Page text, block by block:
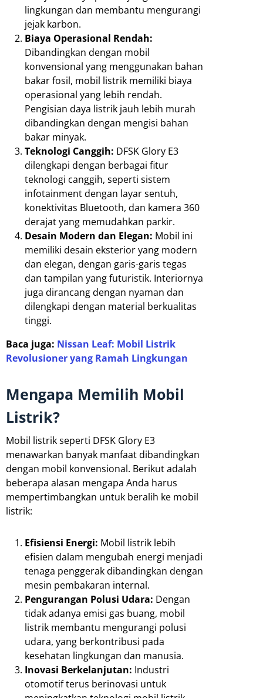
lingkungan dan membantu mengurangi
jejak karbon.
Biaya Operasional Rendah:
Dibandingkan dengan mobil
konvensional yang menggunakan bahan
bakar fosil, mobil listrik memiliki biaya
operasional yang lebih rendah.
Pengisian daya listrik jauh lebih murah
dibandingkan dengan mengisi bahan
bakar minyak.
Teknologi Canggih: DFSK Glory E3
dilengkapi dengan berbagai fitur
teknologi canggih, seperti sistem
infotainment dengan layar sentuh,
konektivitas Bluetooth, dan kamera 360
derajat yang memudahkan parkir.
Desain Modern dan Elegan: Mobil ini
memiliki desain eksterior yang modern
dan elegan, dengan garis-garis tegas
dan tampilan yang futuristik. Interiornya
juga dirancang dengan nyaman dan
dilengkapi dengan material berkualitas
tinggi.
Baca juga: Nissan Leaf: Mobil Listrik
Revolusioner yang Ramah Lingkungan
Mengapa Memilih Mobil
Listrik?
Mobil listrik seperti DFSK Glory E3
menawarkan banyak manfaat dibandingkan
dengan mobil konvensional. Berikut adalah
beberapa alasan mengapa Anda harus
mempertimbangkan untuk beralih ke mobil
listrik:
Efisiensi Energi: Mobil listrik lebih
efisien dalam mengubah energi menjadi
tenaga penggerak dibandingkan dengan
mesin pembakaran internal.
Pengurangan Polusi Udara: Dengan
tidak adanya emisi gas buang, mobil
listrik membantu mengurangi polusi
udara, yang berkontribusi pada
kesehatan lingkungan dan manusia.
Inovasi Berkelanjutan: Industri
otomotif terus berinovasi untuk